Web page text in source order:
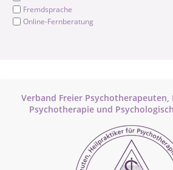
Fremdsprache
Online-Fernberatung
Verband Freier
Psychotherapie und